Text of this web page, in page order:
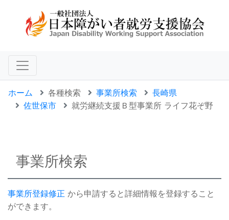
ホーム 各種検索 事業所検索
長崎県
佐世保市
就労継続支援Ｂ型事業所 ライフ花ぞ野
事業所検索
事業所登録修正 から申請すると詳細情報を登録すること
ができます。